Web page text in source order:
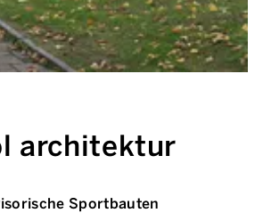
architektur
Sportbauten